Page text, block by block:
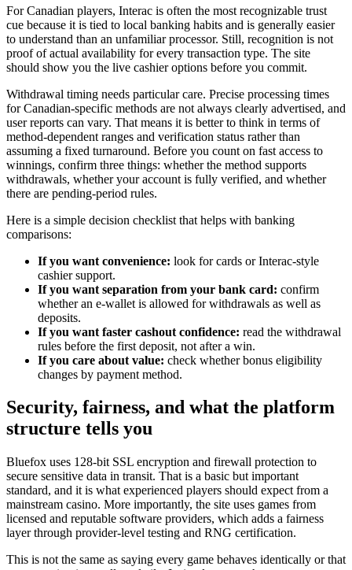
For Canadian players, Interac is often the most recognizable trust
cue because it is tied to local banking habits and is generally easier
to understand than an unfamiliar processor. Still, recognition is not
proof of actual availability for every transaction type. The site
should show you the live cashier options before you commit.
Withdrawal timing needs particular care. Precise processing times
for Canadian-specific methods are not always clearly advertised, and
user reports can vary. That means it is better to think in terms of
method-dependent ranges and verification status rather than
assuming a fixed turnaround. Before you count on fast access to
winnings, confirm three things: whether the method supports
withdrawals, whether your account is fully verified, and whether
there are pending-period rules.
Here is a simple decision checklist that helps with banking
comparisons:
If you want convenience: look for cards or Interac-style
cashier support.
If you want separation from your bank card: confirm
whether an e-wallet is allowed for withdrawals as well as
deposits.
If you want faster cashout confidence: read the withdrawal
rules before the first deposit, not after a win.
If you care about value: check whether bonus eligibility
changes by payment method.
Security, fairness, and what the platform
structure tells you
Bluefox uses 128-bit SSL encryption and firewall protection to
secure sensitive data in transit. That is a basic but important
standard, and it is what experienced players should expect from a
mainstream casino. More importantly, the site uses games from
licensed and reputable software providers, which adds a fairness
layer through provider-level testing and RNG certification.
This is not the same as saying every game behaves identically or that